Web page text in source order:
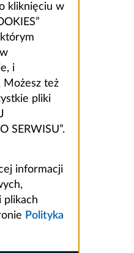
kliknięciu w
i
Możesz też
pliki
SERWISU”.
informacji
plikach
Polityka